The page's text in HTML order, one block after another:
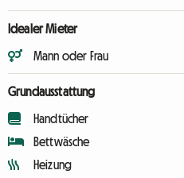
Idealer Mieter
Mann oder Frau
Grundausstattung
Handtücher
Bettwäsche
Heizung